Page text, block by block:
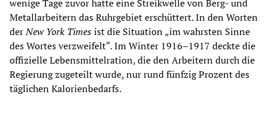
wenige Tage zuvor hatte eine Streikwelle von Berg- und
Metallarbeitern das Ruhrgebiet erschüttert. In den Worten
derNew York Timesist die Situation „im wahrsten Sinne
des Wortes verzweifelt“. Im Winter 1916–1917 deckte die
offizielle Lebensmittelration, die den Arbeitern durch die
Regierung zugeteilt wurde, nur rund fünfzig Prozent des
täglichen Kalorienbedarfs.